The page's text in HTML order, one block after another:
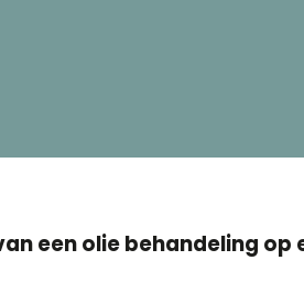
een olie behandeling op